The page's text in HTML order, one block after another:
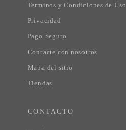
Terminos y Condiciones de Uso
Privacidad
Pago Seguro
Contacte con nosotros
Mapa del sitio
Tiendas
CONTACTO